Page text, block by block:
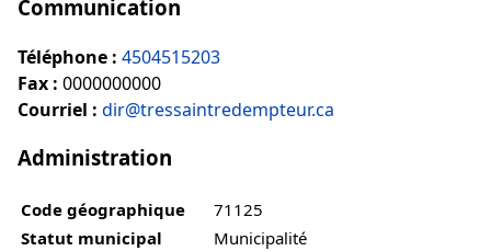
Communication
Téléphone : 4504515203
Fax : 0000000000
Courriel : dir@tressaintredempteur.ca
Administration
Code géographique
71125
Statut municipal
Municipalité